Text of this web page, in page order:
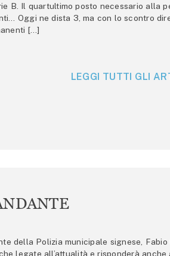
B. Il quartultimo posto necessario alla
Oggi ne dista 3, ma con lo scontro
[…]
LEGGI TUTTI GLI
della Polizia municipale signese, Fabio
legate all’attualità e risponderà anche